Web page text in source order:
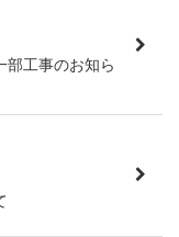
部工事のお知ら